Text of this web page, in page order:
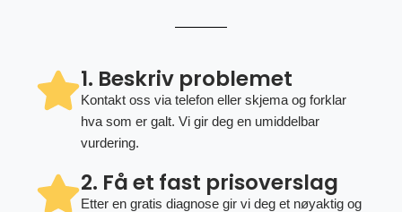
1. Beskriv problemet
Kontakt oss via telefon eller skjema og forklar
hva som er galt. Vi gir deg en umiddelbar
vurdering.
2. Få et fast prisoverslag
Etter en gratis diagnose gir vi deg et nøyaktig og